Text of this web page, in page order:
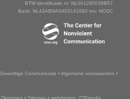
BTW identificatie nr: NL001295038B57
Bank: NL43ABNA0403141680 tnv: NCGC
Communicatie • Algemene voorwaarden •
• Sitemap • webdesign: ZZPstudio